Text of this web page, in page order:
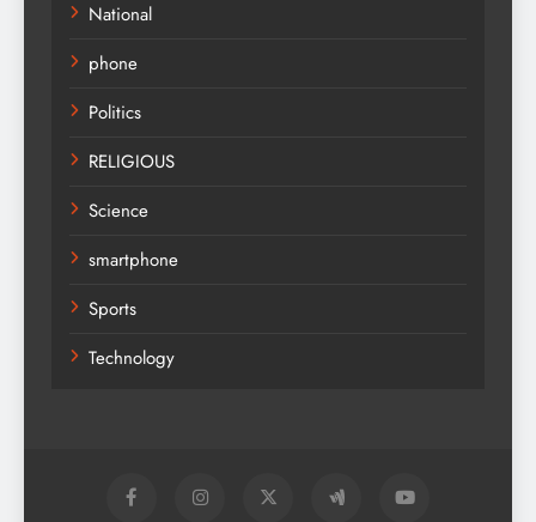
National
phone
Politics
RELIGIOUS
Science
smartphone
Sports
Technology